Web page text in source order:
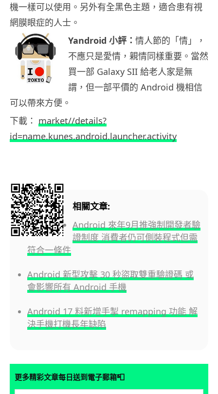
機一樣可以使用。另外有全黑色主題，適合患有視
網膜眼症的人士。
Yandroid 小評： 情人節的「情」，
不應只是愛情，親情同樣重要。當然
買一部 Galaxy SII 給老人家是無
謂，但一部平價的 Android 機相信
可以帶來方便。
下載： market//details?
id=name.kunes.android.launcher.activity
相關文章:
Android 來年9月推強制開發者驗
證制度 消費者仍可側裝程式但需
符合一條件
Android 新型攻擊 30 秒盜取雙重驗證碼 或
會影響所有 Android 手機
Android 17 料新增手掣 remapping 功能 解
決手機打機長年缺陷
更多精彩文章每日送到電子郵箱📮